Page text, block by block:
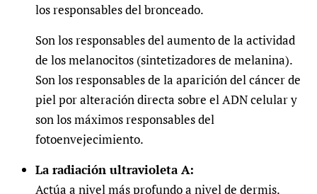
los responsables del bronceado.
Son los responsables del aumento de la actividad
de los melanocitos (sintetizadores de melanina).
Son los responsables de la aparición del cáncer de
piel por alteración directa sobre el ADN celular y
son los máximos responsables del
fotoenvejecimiento.
La radiación ultravioleta A:
Actúa a nivel más profundo a nivel de dermis.